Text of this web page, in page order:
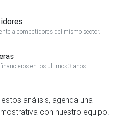
a competidores del mismo sector.
en los ultimos 3 anos.
análisis, agenda una
con nuestro equipo.